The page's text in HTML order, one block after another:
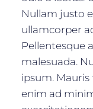
Nullam justo
ullamcorper
Pellentesque
malesuada.
ipsum.
enim ad